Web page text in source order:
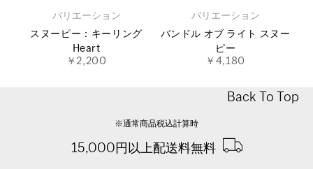
バリエーション
スヌーピー：キーリング
Heart
￥2,200
バリエーション
バンドル オブ ライト スヌー
ピー
￥4,180
Back To Top
※通常商品税込計算時
15,000円以上配送料無料